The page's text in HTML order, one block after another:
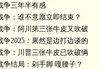
争三年半有感
争：谁不意愿立即结束？
争：阿川第三张牛皮又吹破
争2025：果然是边打边谈的
争：川普三张牛皮已吹破俩
争结局：剁手脚 嘎腰子？